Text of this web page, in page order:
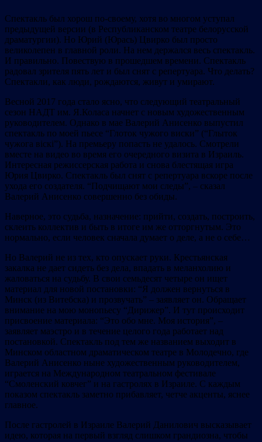
Спектакль был хорош по-своему, хотя во многом уступал
предыдущей версии (в Республиканском театре белорусской
драматургии). Но Юрий (Юрась) Цвирко был просто
великолепен в главной роли. На нем держался весь спектакль.
И правильно. Повествую в прошедшем времени. Спектакль
радовал зрителя пять лет и был снят с репертуара. Что делать?
Спектакли, как люди, рождаются, живут и умирают.
Весной 2017 года стало ясно, что следующий театральный
сезон НАДТ им. Я.Коласа начнет с новым художественным
руководителем. Однако в мае Валерий Анисенко выпустил
спектакль по моей пьесе “Глоток чужого виски” (“Глыток
чужога вiскi”). На премьеру попасть не удалось. Смотрели
вместе на видео во время его очередного визита в Израиль.
Интересная режиссерская работа и снова блестящая игра
Юрия Цвирко. Спектакль был снят с репертуара вскоре после
ухода его создателя. “Подчищают мои следы”, – сказал
Валерий Анисенко совершенно без обиды.
Наверное, это судьба, назначение: прийти, создать, построить,
склеить коллектив и быть в итоге им же отторгнутым. Это
нормально, если человек сначала думает о деле, а не о себе…
Но Валерий не из тех, кто опускает руки. Крестьянская
закалка не дает сидеть без дела, впадать в меланхолию и
жаловаться на судьбу. В свои семьдесят четыре он ищет
материал для новой постановки: “Я должен вернуться в
Минск (из Витебска) и прозвучать” – заявляет он. Обращает
внимание на мою монопьесу “Дирижер”. И тут происходит
присвоение материала: “Это обо мне. Моя история”, –
заявляет маэстро и в течение целого года работает над
постановкой. Спектакль под тем же названием выходит в
Минском областном драматическом театре в Молодечно, где
Валерий Анисенко ныне художественным руководителем,
играется на Международном театральном фестивале
“Смоленский ковчег” и на гастролях в Израиле. С каждым
показом спектакль заметно прибавляет, четче акценты, яснее
главное.
После гастролей в Израиле Валерий Данилович высказывает
идею, которая на первый взгляд слишком грандиозна, чтобы